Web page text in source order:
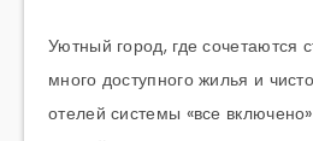
Уютный город, где сочетаются
много доступного жилья и
отелей системы «все